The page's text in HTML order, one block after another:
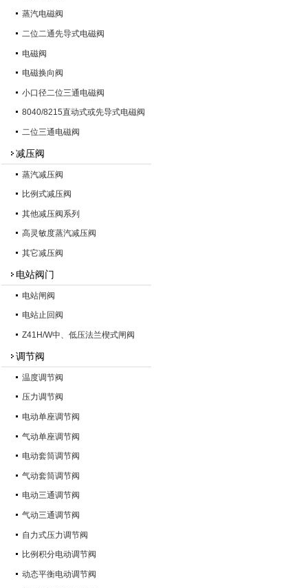
蒸汽电磁阀
二位二通先导式电磁阀
电磁阀
电磁换向阀
小口径二位三通电磁阀
8040/8215直动式或先导式电磁阀
二位三通电磁阀
减压阀
蒸汽减压阀
比例式减压阀
其他减压阀系列
高灵敏度蒸汽减压阀
其它减压阀
电站阀门
电站闸阀
电站止回阀
Z41H/W中、低压法兰楔式闸阀
调节阀
温度调节阀
压力调节阀
电动单座调节阀
气动单座调节阀
电动套筒调节阀
气动套筒调节阀
电动三通调节阀
气动三通调节阀
自力式压力调节阀
比例积分电动调节阀
动态平衡电动调节阀